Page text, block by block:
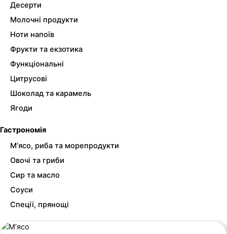
Десерти
Молочні продукти
Ноти напоїв
Фрукти та екзотика
Функціональні
Цитрусові
Шоколад та карамель
Ягоди
Гастрономія
М’ясо, риба та морепродукти
Овочі та гриби
Сир та масло
Соуси
Спеції, прянощі